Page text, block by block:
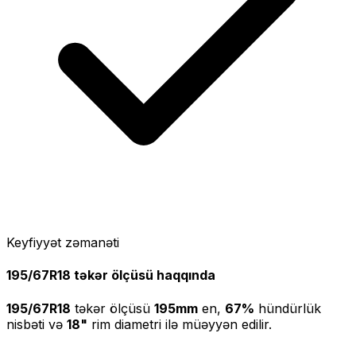
Keyfiyyət zəmanəti
195/67R18 təkər ölçüsü haqqında
195/67R18 təkər ölçüsü 195mm en, 67% hündürlük
nisbəti və 18" rim diametri ilə müəyyən edilir.